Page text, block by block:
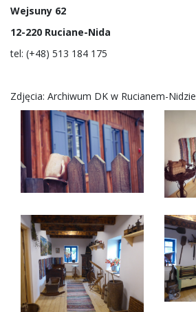
Wejsuny 62
12-220 Ruciane-Nida
tel: (+48) 513 184 175
Zdjęcia: Archiwum DK w Rucianem-Nidzie